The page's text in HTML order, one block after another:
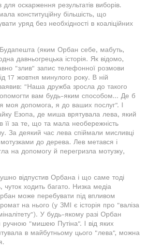
оскарження результатів виборів.
конституційну більшість, що
уряд без необхідності в коаліційних
Будапешта (яким Орбан себе, мабуть,
давньогрецька історія. Як відомо,
"злив" запис телефонної розмови
17 жовтня минулого року. В ній
"Наша дружба зросла до такого
вам будь-яким способом... Де б
моя допомога, я до ваших послуг". І
Езопа, де миша врятувала лева, який
її за те, що та мала необережність
За деякий час лева спіймали мисливці
до дерева. Лев метався і
на допомогу й перегризла мотузку,
відпустив Орбана і що саме тоді
чуток ходить багато. Низка медіа
може перебувати під впливом
на нього (у ЗМІ є історія про "валіза
У будь-якому разі Орбан
ручною "мишею Путіна". І від яких
в майбутньому цього "лева", можна